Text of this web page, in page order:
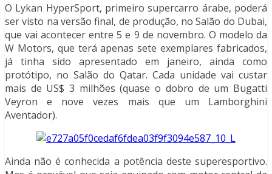
O Lykan HyperSport, primeiro supercarro árabe, poderá
ser visto na versão final, de produção, no Salão do Dubai,
que vai acontecer entre 5 e 9 de novembro. O modelo da
W Motors, que terá apenas sete exemplares fabricados,
já tinha sido apresentado em janeiro, ainda como
protótipo, no Salão do Qatar. Cada unidade vai custar
mais de US$ 3 milhões (quase o dobro de um Bugatti
Veyron e nove vezes mais que um Lamborghini
Aventador).
Ainda não é conhecida a potência deste superesportivo.